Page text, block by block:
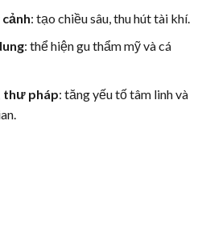
: tạo chiều sâu, thu hút tài khí.
: thể hiện gu thẩm mỹ và cá
thư pháp: tăng yếu tố tâm linh và